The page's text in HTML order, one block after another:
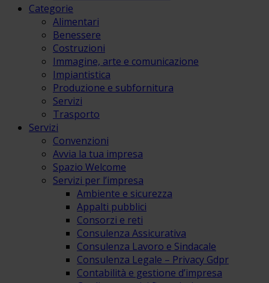
Categorie
Alimentari
Benessere
Costruzioni
Immagine, arte e comunicazione
Impiantistica
Produzione e subfornitura
Servizi
Trasporto
Servizi
Convenzioni
Avvia la tua impresa
Spazio Welcome
Servizi per l’impresa
Ambiente e sicurezza
Appalti pubblici
Consorzi e reti
Consulenza Assicurativa
Consulenza Lavoro e Sindacale
Consulenza Legale – Privacy Gdpr
Contabilità e gestione d’impresa